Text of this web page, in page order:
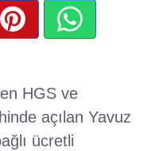
HGS ve
açılan Yavuz
ücretli